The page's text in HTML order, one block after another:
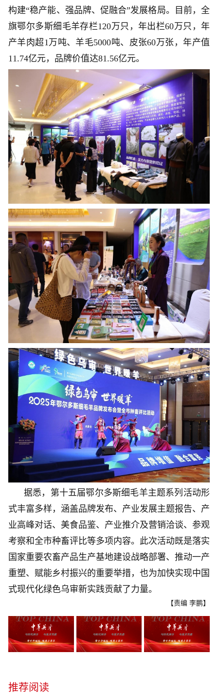
构建“稳产能、强品牌、促融合”发展格局。目前，全
旗鄂尔多斯细毛羊存栏120万只，年出栏60万只，年
产羊肉超1万吨、羊毛5000吨、皮张60万张，年产值
11.74亿元，品牌价值达81.56亿元。
据悉，第十五届鄂尔多斯细毛羊主题系列活动形
式丰富多样，涵盖品牌发布、产业发展主题报告、产
业高峰对话、美食品鉴、产业推介及营销洽谈、参观
考察和全市种畜评比等多项内容。此次活动既是落实
国家重要农畜产品生产基地建设战略部署、推动一产
重塑、赋能乡村振兴的重要举措，也为加快实现中国
式现代化绿色乌审新实践贡献了力量。
【责编 李鹏】
推荐阅读